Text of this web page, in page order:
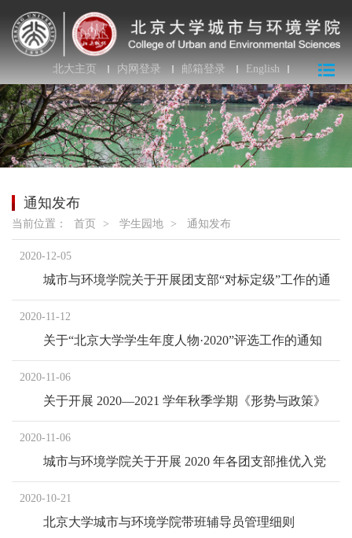
北大主页 内网登录 邮箱登录 English
通知发布
当前位置： 首页 > 学生园地 > 通知发布
2020-12-05
城市与环境学院关于开展团支部“对标定级”工作的通
知
2020-11-12
关于“北京大学学生年度人物·2020”评选工作的通知
2020-11-06
关于开展 2020—2021 学年秋季学期《形势与政策》
实践课程开课工作的通知
2020-11-06
城市与环境学院关于开展 2020 年各团支部推优入党
工作的通知
2020-10-21
北京大学城市与环境学院带班辅导员管理细则